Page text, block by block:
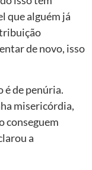
que alguém já
de novo, isso
é de penúria.
misericórdia,
conseguem
a